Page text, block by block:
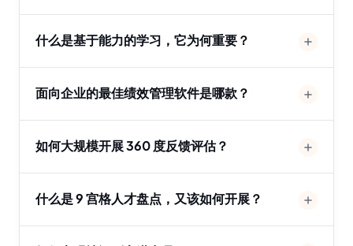
什么是基于能力的学习，它为何重要？
面向企业的最佳绩效管理软件是哪款？
如何大规模开展 360 度反馈评估？
什么是 9 宫格人才盘点，又该如何开展？